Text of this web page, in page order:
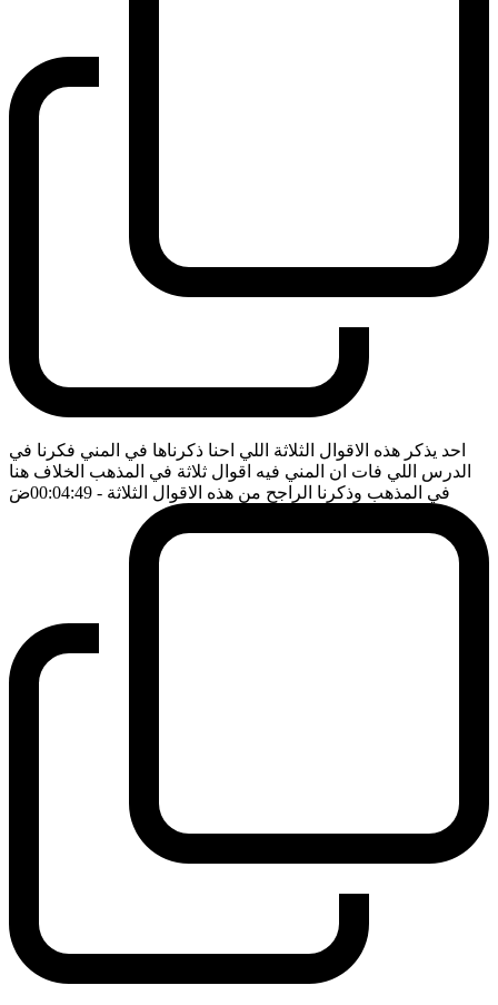
احد يذكر هذه الاقوال الثلاثة اللي احنا ذكرناها في المني فكرنا في
الدرس اللي فات ان المني فيه اقوال ثلاثة في المذهب الخلاف هنا
في المذهب وذكرنا الراجح من هذه الاقوال الثلاثة - 00:04:49 ضَ